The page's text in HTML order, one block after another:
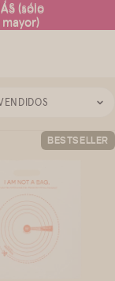
(sólo
(sólo
BESTSELLER